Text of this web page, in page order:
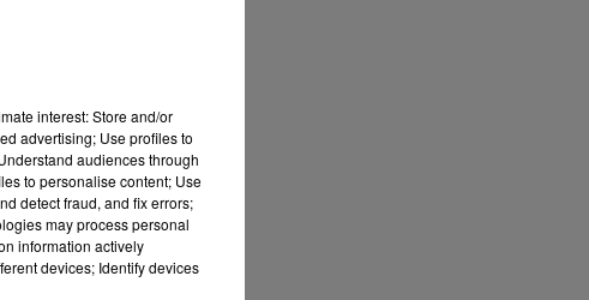
interest: Store and/or
advertising; Use profiles to
audiences through
to personalise content; Use
detect fraud, and fix errors;
may process personal
information actively
devices; Identify devices